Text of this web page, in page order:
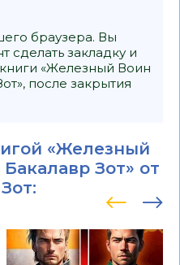
браузера. Вы
закладку и
«Железный Воин
после закрытия
«Железный
Зот» от
: